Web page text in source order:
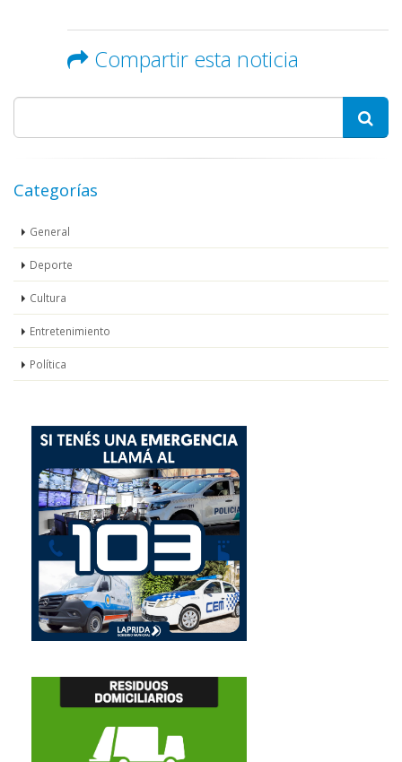
Compartir esta noticia
Categorías
General
Deporte
Cultura
Entretenimiento
Política